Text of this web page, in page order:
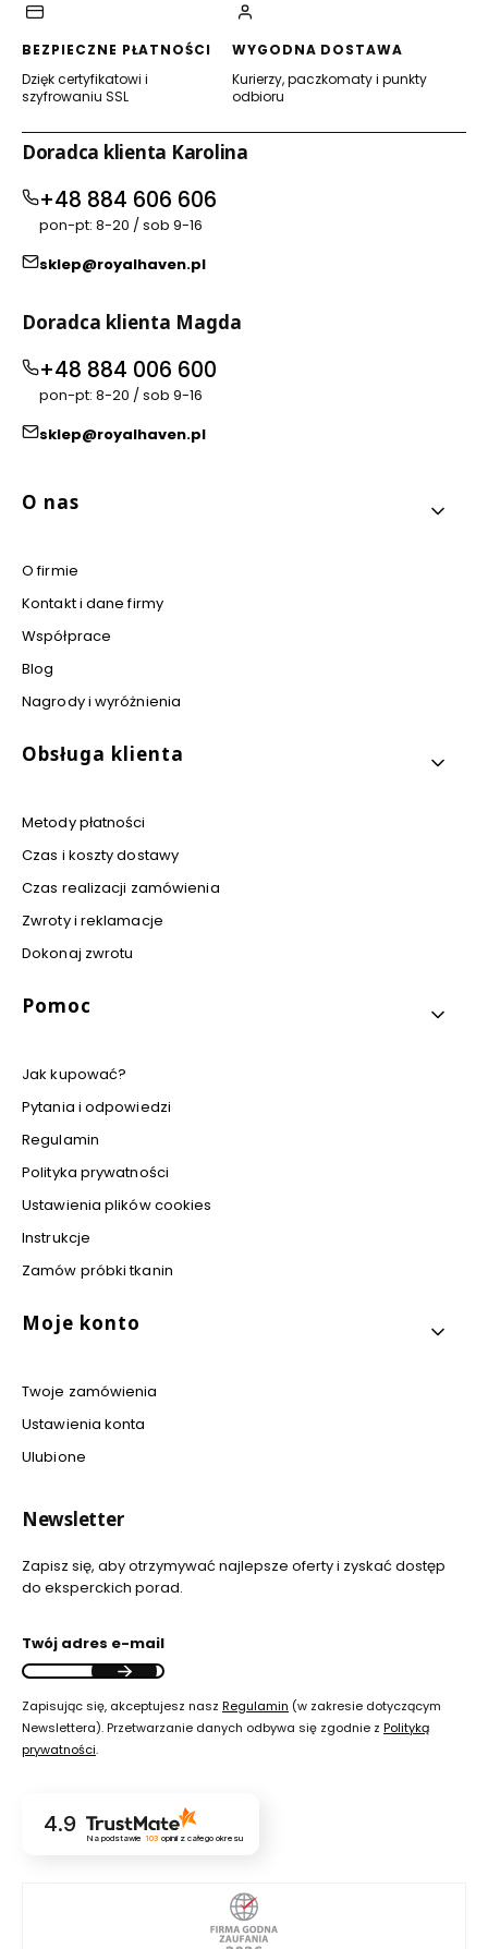
BEZPIECZNE PŁATNOŚCI
Dzięk certyfikatowi i
szyfrowaniu SSL
WYGODNA DOSTAWA
Kurierzy, paczkomaty i punkty
odbioru
Doradca klienta Karolina
+48 884 606 606
pon-pt: 8-20 / sob 9-16
sklep@royalhaven.pl
Doradca klienta Magda
+48 884 006 600
pon-pt: 8-20 / sob 9-16
sklep@royalhaven.pl
Linki w stopce
O nas
O firmie
Kontakt i dane firmy
Współprace
Blog
Nagrody i wyróżnienia
Obsługa klienta
Metody płatności
Czas i koszty dostawy
Czas realizacji zamówienia
Zwroty i reklamacje
Dokonaj zwrotu
Pomoc
Jak kupować?
Pytania i odpowiedzi
Regulamin
Polityka prywatności
Ustawienia plików cookies
Instrukcje
Zamów próbki tkanin
Moje konto
Twoje zamówienia
Ustawienia konta
Ulubione
Newsletter
Zapisz się, aby otrzymywać najlepsze oferty i zyskać dostęp
do eksperckich porad.
Twój adres e-mail
Zapisując się, akceptujesz nasz Regulamin (w zakresie dotyczącym
Newslettera). Przetwarzanie danych odbywa się zgodnie z Polityką
prywatności.
4.9
Na podstawie 103 opinii z całego okresu